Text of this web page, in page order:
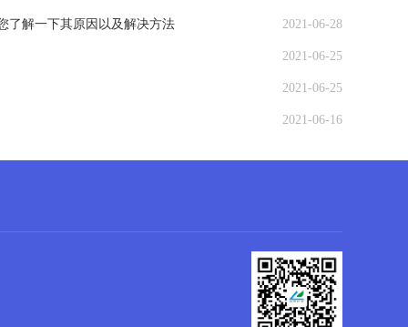
了解一下其原因以及解决方法 2021-06-28
2021-06-25
2021-06-25
2021-06-16